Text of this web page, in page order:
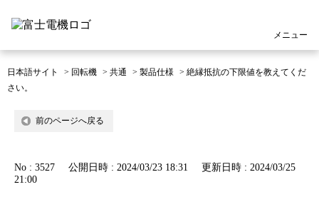
メニュー
日本語サイト > 回転機 > 共通 > 製品仕様 > 絶縁抵抗の下限値を教えてくだ
さい。
前のページへ戻る
No : 3527 公開日時 : 2024/03/23 18:31
更新日時 : 2024/03/25
21:00